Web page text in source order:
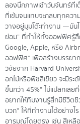
ลองนึกภาพเช้าวันจันทร์ที่เ
ที่เข้มจนแทบจะกลบทุกคว
วางอยู่มุมโต๊ะทำงาน —มัน
ย่อม” ที่ทำให้ทั้งออฟฟิศรู้
Google, Apple, หรือ
ออฟฟิศ” เพื่อสร้างบรรยา
วิจัยจาก Harvard
อกไม้หรือพืชสีเขียว จะมีร
ขึ้นกว่า 45%” ไม่แปลกเลย
อยากให้ทีมงานรู้สึกมีชีวิตชี
บวก” ให้ที่ทำงานได้อย่าง
อารมณ์โดยตรง เช่น สีเห